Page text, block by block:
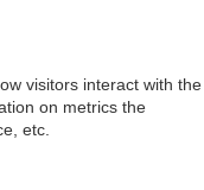
visitors interact with the
on metrics the
etc.